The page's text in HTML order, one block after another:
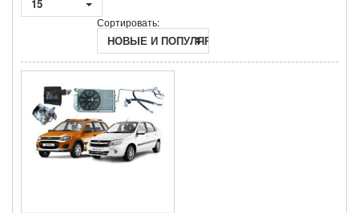
15
Сортировать:
НОВЫЕ И ПОПУЛЯРНЫЕ